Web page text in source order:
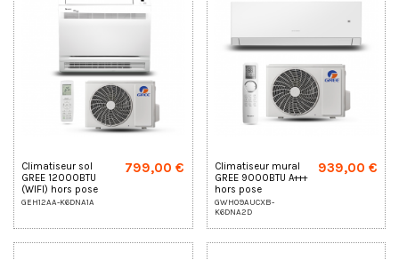
Climatiseur sol
GREE 12000BTU
(WIFI) hors pose
GEH12AA-K6DNA1A
799,00 €
Climatiseur mural
GREE 9000BTU A+++
hors pose
GWH09AUCXB-
K6DNA2D
939,00 €